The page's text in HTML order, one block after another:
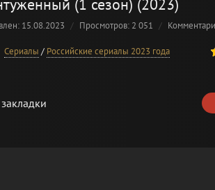
(1 сезон) (2023)
15.08.2023 Просмотров: 2 051
Сериалы / Российские сериалы 2023 года
100 1 2 3